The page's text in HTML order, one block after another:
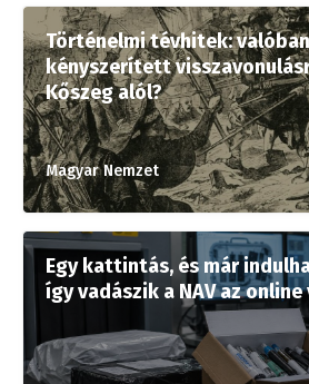
Történelmi tévhitek:
kényszerített
Kőszeg alól?
Magyar Nemzet
Egy kattintás, és már
így vadászik a NAV az